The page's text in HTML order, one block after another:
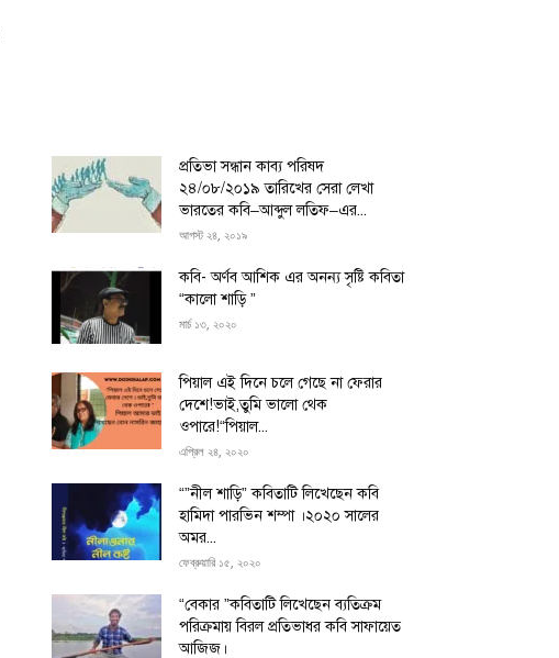
প্রতিভা সন্ধান কাব্য পরিষদ
২৪/০৮/২০১৯ তারিখের সেরা লেখা
ভারতের কবি–আব্দুল লতিফ–এর...
আগস্ট ২৪, ২০১৯
কবি- অর্ণব আশিক এর অনন্য সৃষ্টি কবিতা
“কালো শাড়ি ”
মার্চ ১৩, ২০২০
পিয়াল এই দিনে চলে গেছে না ফেরার
দেশে!ভাই,তুমি ভালো থেক
ওপারে!“পিয়াল...
এপ্রিল ২৪, ২০২০
“”নীল শাড়ি” কবিতাটি লিখেছেন কবি
হামিদা পারভিন শম্পা ।২০২০ সালের
অমর...
ফেব্রুয়ারি ১৫, ২০২০
“বেকার ”কবিতাটি লিখেছেন ব্যতিক্রম
পরিক্রমায় বিরল প্রতিভাধর কবি সাফায়েত
আজিজ।